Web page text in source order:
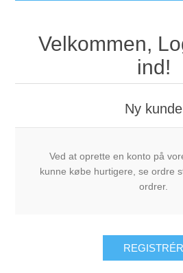
Velkommen,
ind!
Ny kunde
Ved at oprette en konto på
kunne købe hurtigere, se ordre
ordrer.